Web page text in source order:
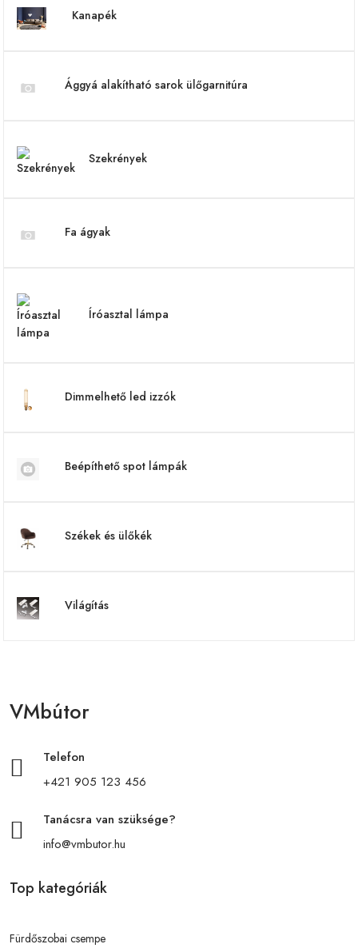
Kanapék
Ággyá alakítható sarok ülőgarnitúra
Szekrények
Fa ágyak
Íróasztal lámpa
Dimmelhető led izzók
Beépíthető spot lámpák
Székek és ülőkék
Világítás
VMbútor
Telefon
+421 905 123 456
Tanácsra van szüksége?
info@vmbutor.hu
Top kategóriák
Fürdőszobai csempe